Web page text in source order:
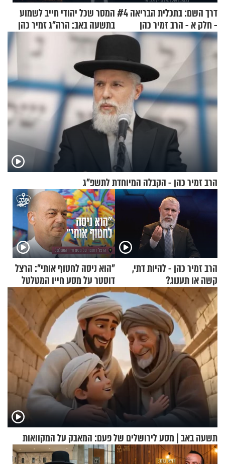
דרך השם: בתכלית הבריאה #4
- חלק א - הרב זמיר כהן
המסר שכל יהודי חייב לשמוע
בתשעה באב: הרה"ג זמיר כהן
בשיעור מיוחד
הרב זמיר כהן - הקבלה המיוחדת לתשפ"ג
הרב זמיר כהן - להיות דתי,
קשה או תענוג?
"הוא ניסה לחטוף אותי": הרצל
דוסטר על מסע חייו המטלטל
תשעה באב | מסע לירושלים של פעם: המאבק על המקוואות